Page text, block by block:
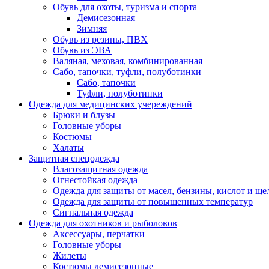
Обувь для охоты, туризма и спорта
Демисезонная
Зимняя
Обувь из резины, ПВХ
Обувь из ЭВА
Валяная, меховая, комбинированная
Сабо, тапочки, туфли, полуботинки
Сабо, тапочки
Туфли, полуботинки
Одежда для медицинских учереждений
Брюки и блузы
Головные уборы
Костюмы
Халаты
Защитная спецодежда
Влагозащитная одежда
Огнестойкая одежда
Одежда для защиты от масел, бензины, кислот и
Одежда для защиты от повышенных температур
Сигнальная одежда
Одежда для охотников и рыболовов
Аксессуары, перчатки
Головные уборы
Жилеты
Костюмы демисезонные